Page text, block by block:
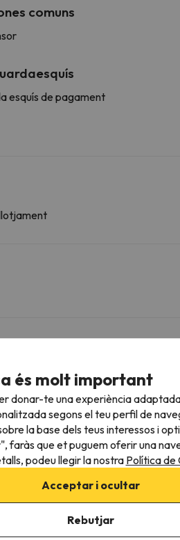
comuns
esquís de pagament
932 m 12 min Tufs Telecadira
2.6 km 6 min Almes (Quad)
3.1 km 8 min Chaudannes
3.5 km 8 min TCD10 des
és molt important
donar-te una experiència
segons el teu perfil de
la base dels teus interessos i
faràs que et puguem oferir una
podeu llegir la nostraPolítica de
Acceptar i ocultar
Rebutjar